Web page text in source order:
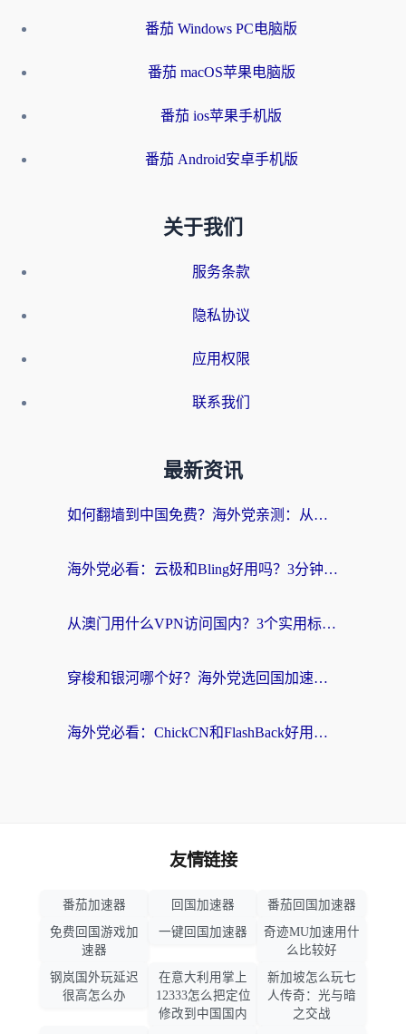
番茄 Windows PC电脑版
番茄 macOS苹果电脑版
番茄 ios苹果手机版
番茄 Android安卓手机版
关于我们
服务条款
隐私协议
应用权限
联系我们
最新资讯
如何翻墙到中国免费？海外党亲测：从踩坑到选对加速器的全攻略
海外党必看：云极和Bling好用吗？3分钟教你选对回国加速器
从澳门用什么VPN访问国内？3个实用标准帮你避开坑，无缝刷剧听歌
穿梭和银河哪个好？海外党选回国加速器的避坑指南，附番茄加速器实测体验
海外党必看：ChickCN和FlashBack好用吗？3招教你选对回国加速器（附云极、HomeCN、斧牛vs艾果对比）
友情链接
番茄加速器 回国加速器
番茄回国加速器
免费回国游戏加
速器
一键回国加速器
奇迹MU加速用什
么比较好
钢岚国外玩延迟
很高怎么办
在意大利用掌上
12333怎么把定位
修改到中国国内
新加坡怎么玩七
人传奇：光与暗
之交战